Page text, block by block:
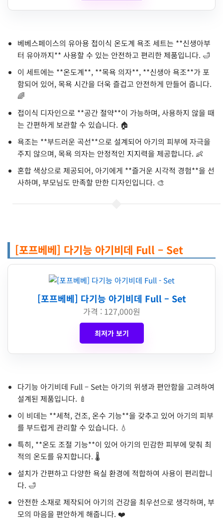
베베스페이스의 유아용 접이식 온도계 욕조 세트는 **신생아부
터 유아까지** 사용할 수 있는 안전하고 편리한 제품입니다. 🛁
이 세트에는 **온도계**, **목욕 의자**, **신생아 욕조**가 포
함되어 있어, 목욕 시간을 더욱 즐겁고 안전하게 만들어 줍니다.
🌈
접이식 디자인으로 **공간 절약**이 가능하며, 사용하지 않을 때
는 간편하게 보관할 수 있습니다. 🏠
욕조는 **부드러운 곡선**으로 설계되어 아기의 피부에 자극을
주지 않으며, 목욕 의자는 안정적인 지지력을 제공합니다. 👶
혼합 색상으로 제공되어, 아기에게 **즐거운 시각적 경험**을 선
사하며, 부모님도 만족할 만한 디자인입니다. 🎨
[포프베베] 다기능 아기비데 Full – Set
[포프베베] 다기능 아기비데 Full – Set
가격 : 127,000원
최저가 보기
다기능 아기비데 Full – Set는 아기의 위생과 편안함을 고려하여
설계된 제품입니다. 🍼
이 비데는 **세척, 건조, 온수 기능**을 갖추고 있어 아기의 피부
를 부드럽게 관리할 수 있습니다. 💧
특히, **온도 조절 기능**이 있어 아기의 민감한 피부에 맞춰 최
적의 온도를 유지합니다. 🌡️
설치가 간편하고 다양한 욕실 환경에 적합하여 사용이 편리합니
다. 🛁
안전한 소재로 제작되어 아기의 건강을 최우선으로 생각하며, 부
모의 마음을 편안하게 해줍니다. ❤️